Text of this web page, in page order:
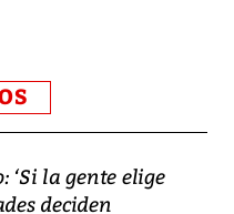
‘Si la gente elige
deciden